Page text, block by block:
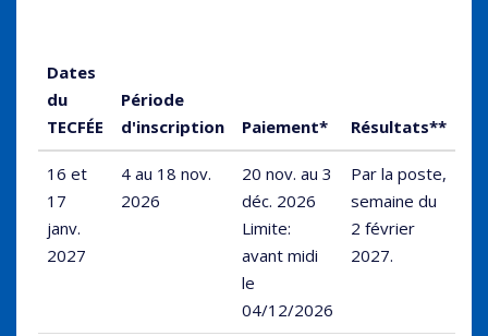
Dates
du
TECFÉE
Période
d'inscription
Paiement* Résultats**
16 et
17
janv.
2027
4 au 18 nov.
2026
20 nov. au 3
déc. 2026
Limite:
avant midi
le
04/12/2026
Par la poste,
semaine du
2 février
2027.